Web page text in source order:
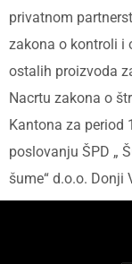
privatnom
zakona o kontroli i
ostalih proizvoda
Nacrtu zakona o
Kantona za period
poslovanju ŠPD „
šume“ d.o.o. Donji